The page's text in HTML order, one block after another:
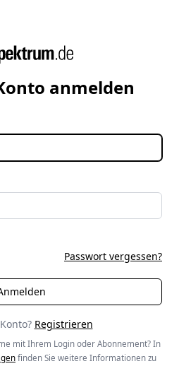
anmelden
Passwort vergessen?
Registrieren
mit Ihrem Login oder Abonnement? In
finden Sie weitere Informationen zu